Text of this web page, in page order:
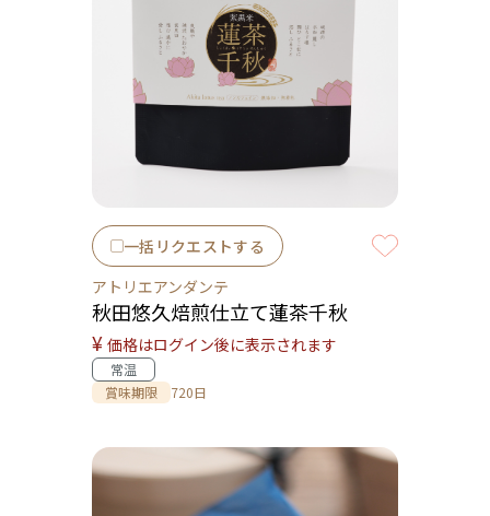
一括リクエストする
アトリエアンダンテ
秋田悠久焙煎仕立て蓮茶千秋
¥ 価格はログイン後に表示されます
常温
賞味期限
720日